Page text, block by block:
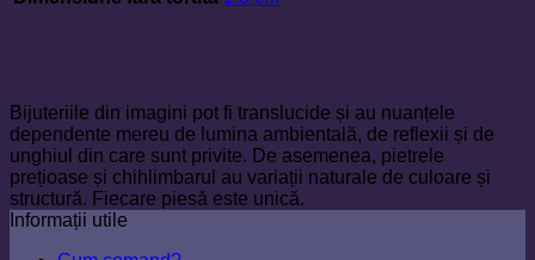
Bijuteriile din imagini pot fi translucide și au nuanțele
dependente mereu de lumina ambientală, de reflexii și de
unghiul din care sunt privite. De asemenea, pietrele
prețioase și chihlimbarul au variații naturale de culoare și
structură. Fiecare piesă este unică.
Informații utile